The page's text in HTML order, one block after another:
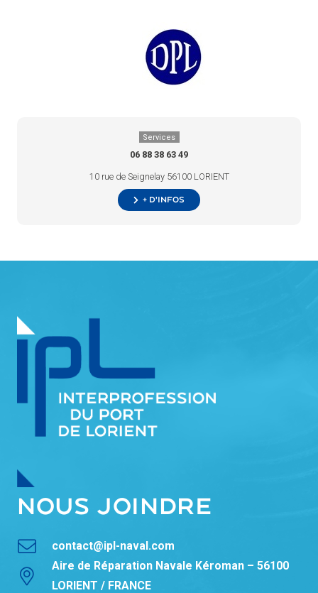
Services
06 88 38 63 49
10 rue de Seignelay 56100 LORIENT
+ d’infos
NOUS JOINDRE
contact@ipl-naval.com
Aire de Réparation Navale Kéroman – 56100
LORIENT / FRANCE